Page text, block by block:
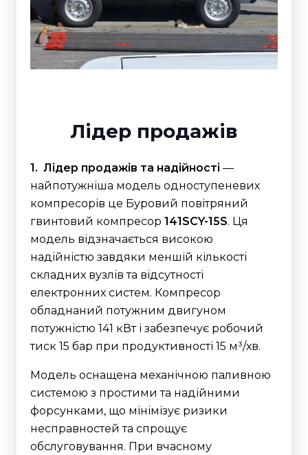
Лідер продажів
1. Лідер продажів та надійності —
найпотужніша модель одноступеневих
компресорів це Буровий повітряний
гвинтовий компресор 141SCY-15S. Ця
модель відзначається високою
надійністю завдяки меншій кількості
складних вузлів та відсутності
електронних систем. Компресор
обладнаний потужним двигуном
потужністю 141 кВт і забезпечує робочий
тиск 15 бар при продуктивності 15 м³/хв.
Модель оснащена механічною паливною
системою з простими та надійними
форсунками, що мінімізує ризики
несправностей та спрощує
обслуговування. При вчасному